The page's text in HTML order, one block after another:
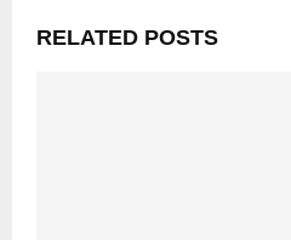
RELATED POSTS